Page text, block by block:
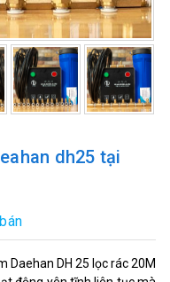
dh25 tại
Daehan DH 25 lọc rác 20M